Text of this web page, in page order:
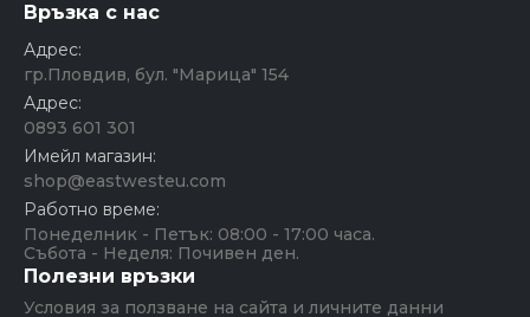
Връзка с нас
Адрес:
гр.Пловдив, бул. "Марица" 154
Адрес:
0893 601 301
Имейл магазин:
shop@eastwesteu.com
Работно време:
Понеделник - Петък: 08:00 - 17:00 часа.
Събота - Неделя: Почивен ден.
Полезни връзки
Условия за ползване на сайта и личните данни